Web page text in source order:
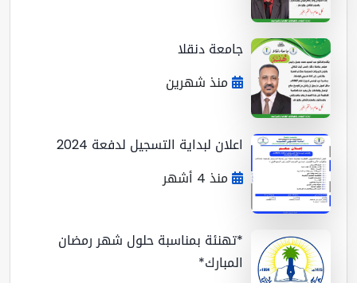
جامعة دنقلا
منذ شهرين
اعلان لبداية التسجيل لدفعة 2024
منذ 4 أشهر
*تهنئة بمناسبة حلول شهر رمضان
المبارك*